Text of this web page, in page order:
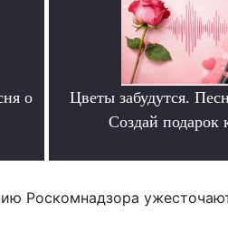
о
Цветы забудутся.
Создай подарок
Роскомнадзора